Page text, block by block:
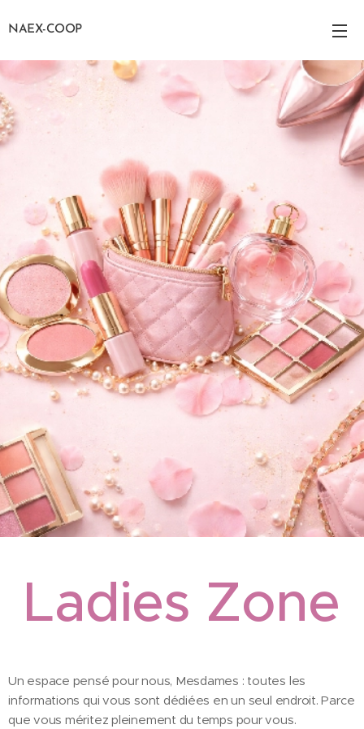
NAEX-COOP
Ladies Zone
Un espace pensé pour nous, Mesdames : toutes les
informations qui vous sont dédiées en un seul endroit. Parce
que vous méritez pleinement du temps pour vous.